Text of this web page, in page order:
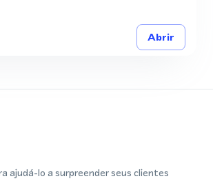
Abrir
ajudá-lo a surpreender seus clientes